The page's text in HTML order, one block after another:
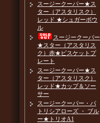
スージークーパー★ス
ター（アスタリスク）
レッド ★シュガーボウ
ル
スージークーパー
★スター（アスタリス
ク）赤★ビスケットプ
レート
スージークーパー★ス
ター（アスタリスク）
レッド★カップ＆ソー
サー
スージークーパー・パ
トリシアローズ ・ ブル
ー★トリオA1